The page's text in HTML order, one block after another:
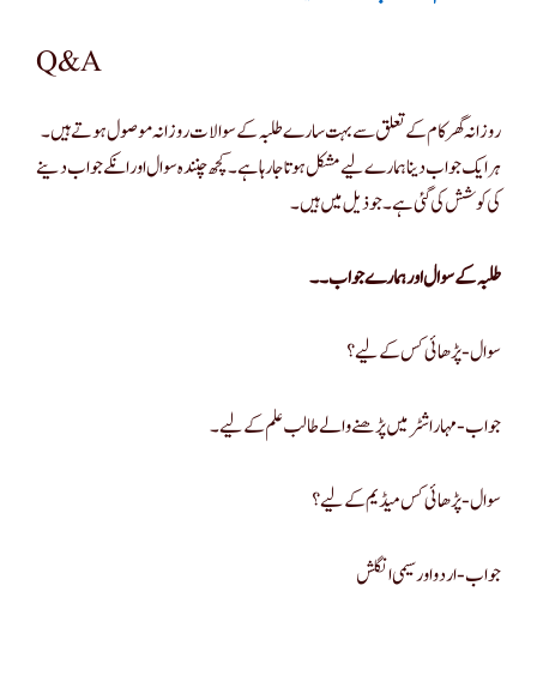
Q&A
روزانہ گھر کام کے تعلق سے بہت سارے طلبہ کے سوالات روزانہ موصول ہوتے ہیں ۔
ہر ایک جواب دینا ہمارے لیے مشکل ہوتا جا رہا ہے ۔ کچھ چنندہ سوال اورانکے جواب دینے
کی کوشش کی گئی ہے۔ جو ذیل میں ہیں۔
طلبہ کے سوال اور ہمارے جواب۔۔
سوال-پڑھائی کس کے لیے؟
جواب- مہاراشٹر میں پڑھنے والے طالب علم کے لیے۔
سوال-پڑھائی کس میڈیم کےلیے؟
جواب- اردو اور سیمی انگلش